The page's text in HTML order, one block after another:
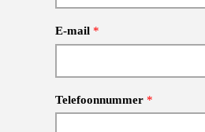
E-mail *
Telefoonnummer *